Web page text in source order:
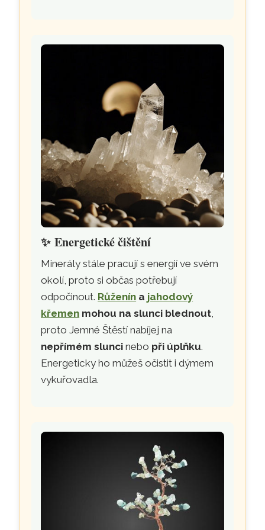
✨Energetické čištění
Minerály stále pracují s energií ve svém
okolí, proto si občas potřebují
odpočinout. Růženín a jahodový
křemen mohou na slunci blednout,
proto Jemné Štěstí nabíjej na
nepřímém slunci nebo při úplňku.
Energeticky ho můžeš očistit i dýmem
vykuřovadla.